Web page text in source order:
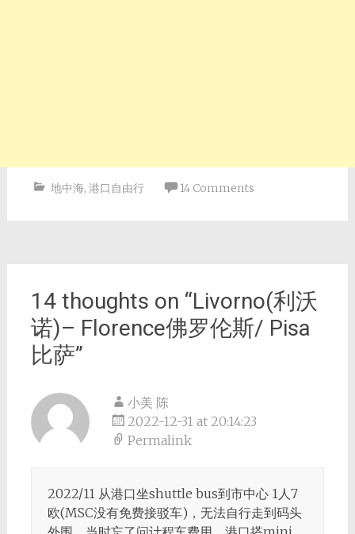
地中海, 港口自由行 14 Comments
navigation
14 thoughts on “Livorno(利沃
诺)– Florence佛罗伦斯/ Pisa
比萨”
小美 陈
2022-12-31 at 20:14:23
Permalink
2022/11 从港口坐shuttle bus到市中心 1人7
欧(MSC没有免费接驳车)，无法自行走到码头